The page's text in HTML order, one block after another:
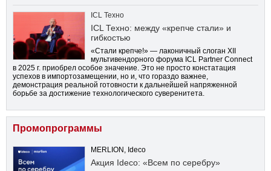
ICL Техно
ICL Техно: между «крепче стали» и
гибкостью
«Стали крепче!» — лаконичный слоган XII
мультивендорного форума ICL Partner Connect
в 2025 г. приобрел особое значение. Это не просто констатация
успехов в импортозамещении, но и, что гораздо важнее,
демонстрация реальной готовности к дальнейшей напряженной
борьбе за достижение технологического суверенитета.
Промопрограммы
MERLION, Ideco
Акция Ideco: «Всем по серебру»